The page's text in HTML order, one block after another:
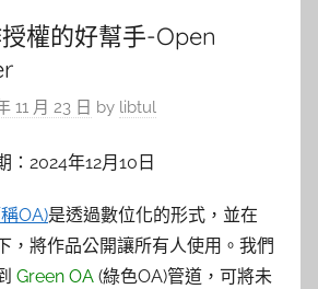
權的好幫手-Open
11 月 23 日 by libtul
：2024年12月10日
OA)是透過數位化的形式，並在
，將作品公開讓所有人使用。我們
Green OA (綠色OA)管道，可將未